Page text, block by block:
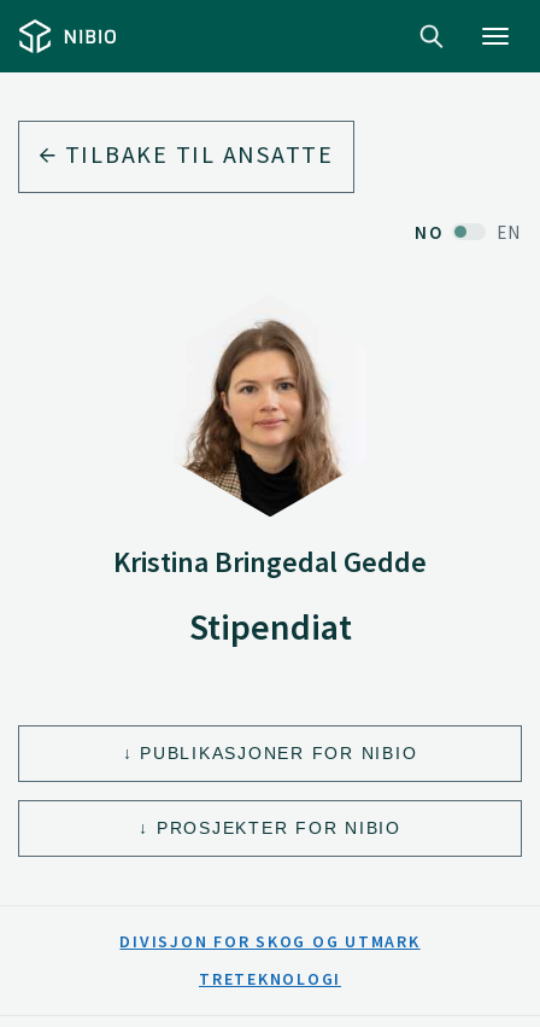
TILBAKE TIL ANSATTE
NO EN
Kristina Bringedal Gedde
Stipendiat
PUBLIKASJONER FOR NIBIO
PROSJEKTER FOR NIBIO
DIVISJON FOR SKOG OG UTMARK
TRETEKNOLOGI